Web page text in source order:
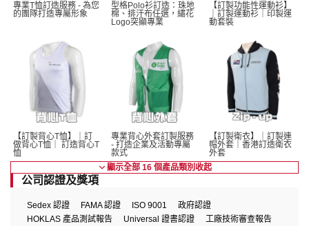
專業T恤訂造服務 - 為您
的團隊打造專屬形象
型格Polo衫訂造：珠地
棉、排汗布任選，繡花
Logo突顯專業
【訂製功能性運動衫】
｜訂製運動衫｜印製運
動套裝
【訂製背心T恤】｜訂
做背心T恤｜ 訂造背心T
恤
專業背心外套訂製服務
- 打造企業及活動專屬
款式
【訂製衛衣】｜訂製連
帽外套｜香港訂造衛衣
外套
顯示全部 16 個產品類別收起
公司認證及獎項
Sedex 認證 FAMA 認證 ISO 9001
政府認證
HOKLAS 產品測試報告
Universal 證書認證
工廠技術審查報告